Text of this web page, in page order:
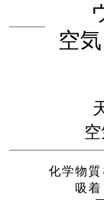
空
化学物質
吸